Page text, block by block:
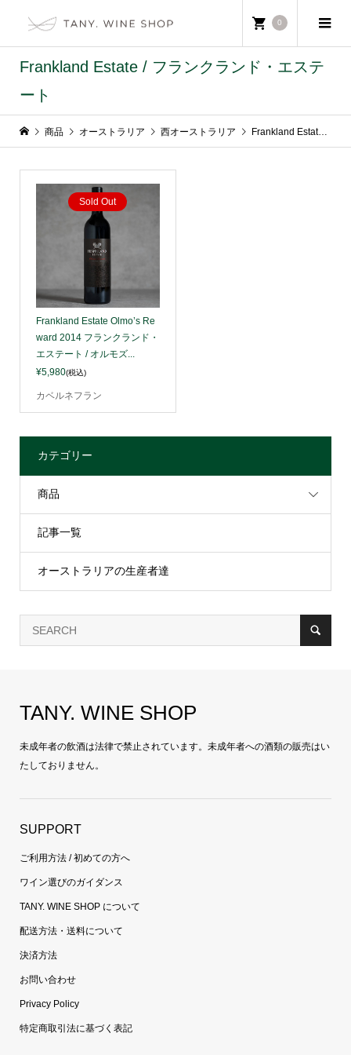
0
Frankland Estate / フランクランド・エステ
ート
商品 オーストラリア 西オーストラリア Frankland Estate / フランクランド・エステート
Sold Out
Frankland Estate Olmo’s Re
ward 2014 フランクランド・
エステート / オルモズ...
¥5,980(税込)
カベルネフラン
カテゴリー
商品
記事一覧
オーストラリアの生産者達
TANY. WINE SHOP
未成年者の飲酒は法律で禁止されています。未成年者への酒類の販売はい
たしておりません。
SUPPORT
ご利用方法 / 初めての方へ
ワイン選びのガイダンス
TANY. WINE SHOP について
配送方法・送料について
決済方法
お問い合わせ
Privacy Policy
特定商取引法に基づく表記